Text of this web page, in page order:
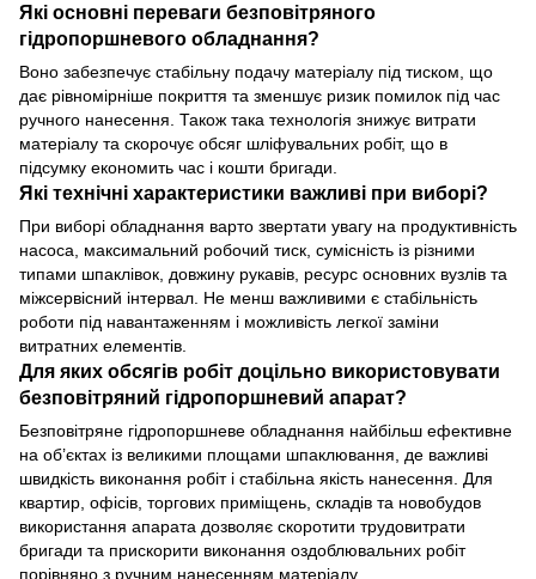
Які основні переваги безповітряного
гідропоршневого обладнання?
Воно забезпечує стабільну подачу матеріалу під тиском, що
дає рівномірніше покриття та зменшує ризик помилок під час
ручного нанесення. Також така технологія знижує витрати
матеріалу та скорочує обсяг шліфувальних робіт, що в
підсумку економить час і кошти бригади.
Які технічні характеристики важливі при виборі?
При виборі обладнання варто звертати увагу на продуктивність
насоса, максимальний робочий тиск, сумісність із різними
типами шпаклівок, довжину рукавів, ресурс основних вузлів та
міжсервісний інтервал. Не менш важливими є стабільність
роботи під навантаженням і можливість легкої заміни
витратних елементів.
Для яких обсягів робіт доцільно використовувати
безповітряний гідропоршневий апарат?
Безповітряне гідропоршневе обладнання найбільш ефективне
на об’єктах із великими площами шпаклювання, де важливі
швидкість виконання робіт і стабільна якість нанесення. Для
квартир, офісів, торгових приміщень, складів та новобудов
використання апарата дозволяє скоротити трудовитрати
бригади та прискорити виконання оздоблювальних робіт
порівняно з ручним нанесенням матеріалу.